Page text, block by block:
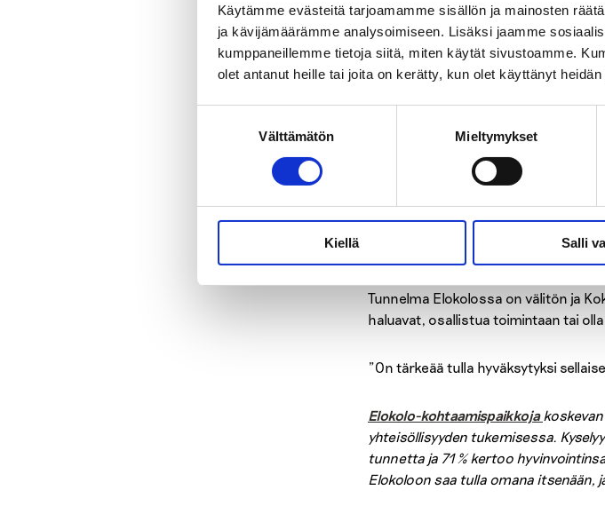
Käytämme evästeitä tarjoamamme sisällön ja mainosten
ja kävijämäärämme analysoimiseen. Lisäksi jaamme
kumppaneillemme tietoja siitä, miten käytät sivustoamme.
olet antanut heille tai joita on kerätty, kun olet käyttänyt heidän
Välttämätön Mieltymykset
Kiellä Salli
Kahvia ja pientä purtavaa saa
puhumassa eri teemoista.
Elokolossa
rauhassa
Kävijöiden käytössä on kaksi
oma läppäri sanoi sopimuksensa
Tunnelma Elokolossa on välitön ja
haluavat, osallistua toimintaan tai
”On tärkeää tulla hyväksytyksi
Elokolo-kohtaamispaikkoja
yhteisöllisyyden tukemisessa.
tunnetta ja 71 % kertoo
Elokoloon saa tulla omana itsenään,